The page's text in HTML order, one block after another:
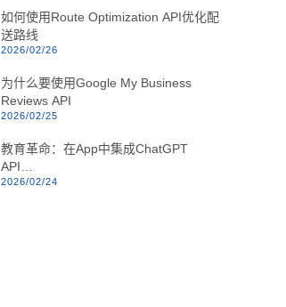
如何使用Route Optimization API优化配
送路线
2026/02/26
为什么要使用Google My Business
Reviews API
2026/02/25
教育革命：在App中集成ChatGPT
API…
2026/02/24